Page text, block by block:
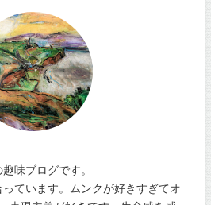
味ブログです。
ています。ムンクが好きすぎてオ